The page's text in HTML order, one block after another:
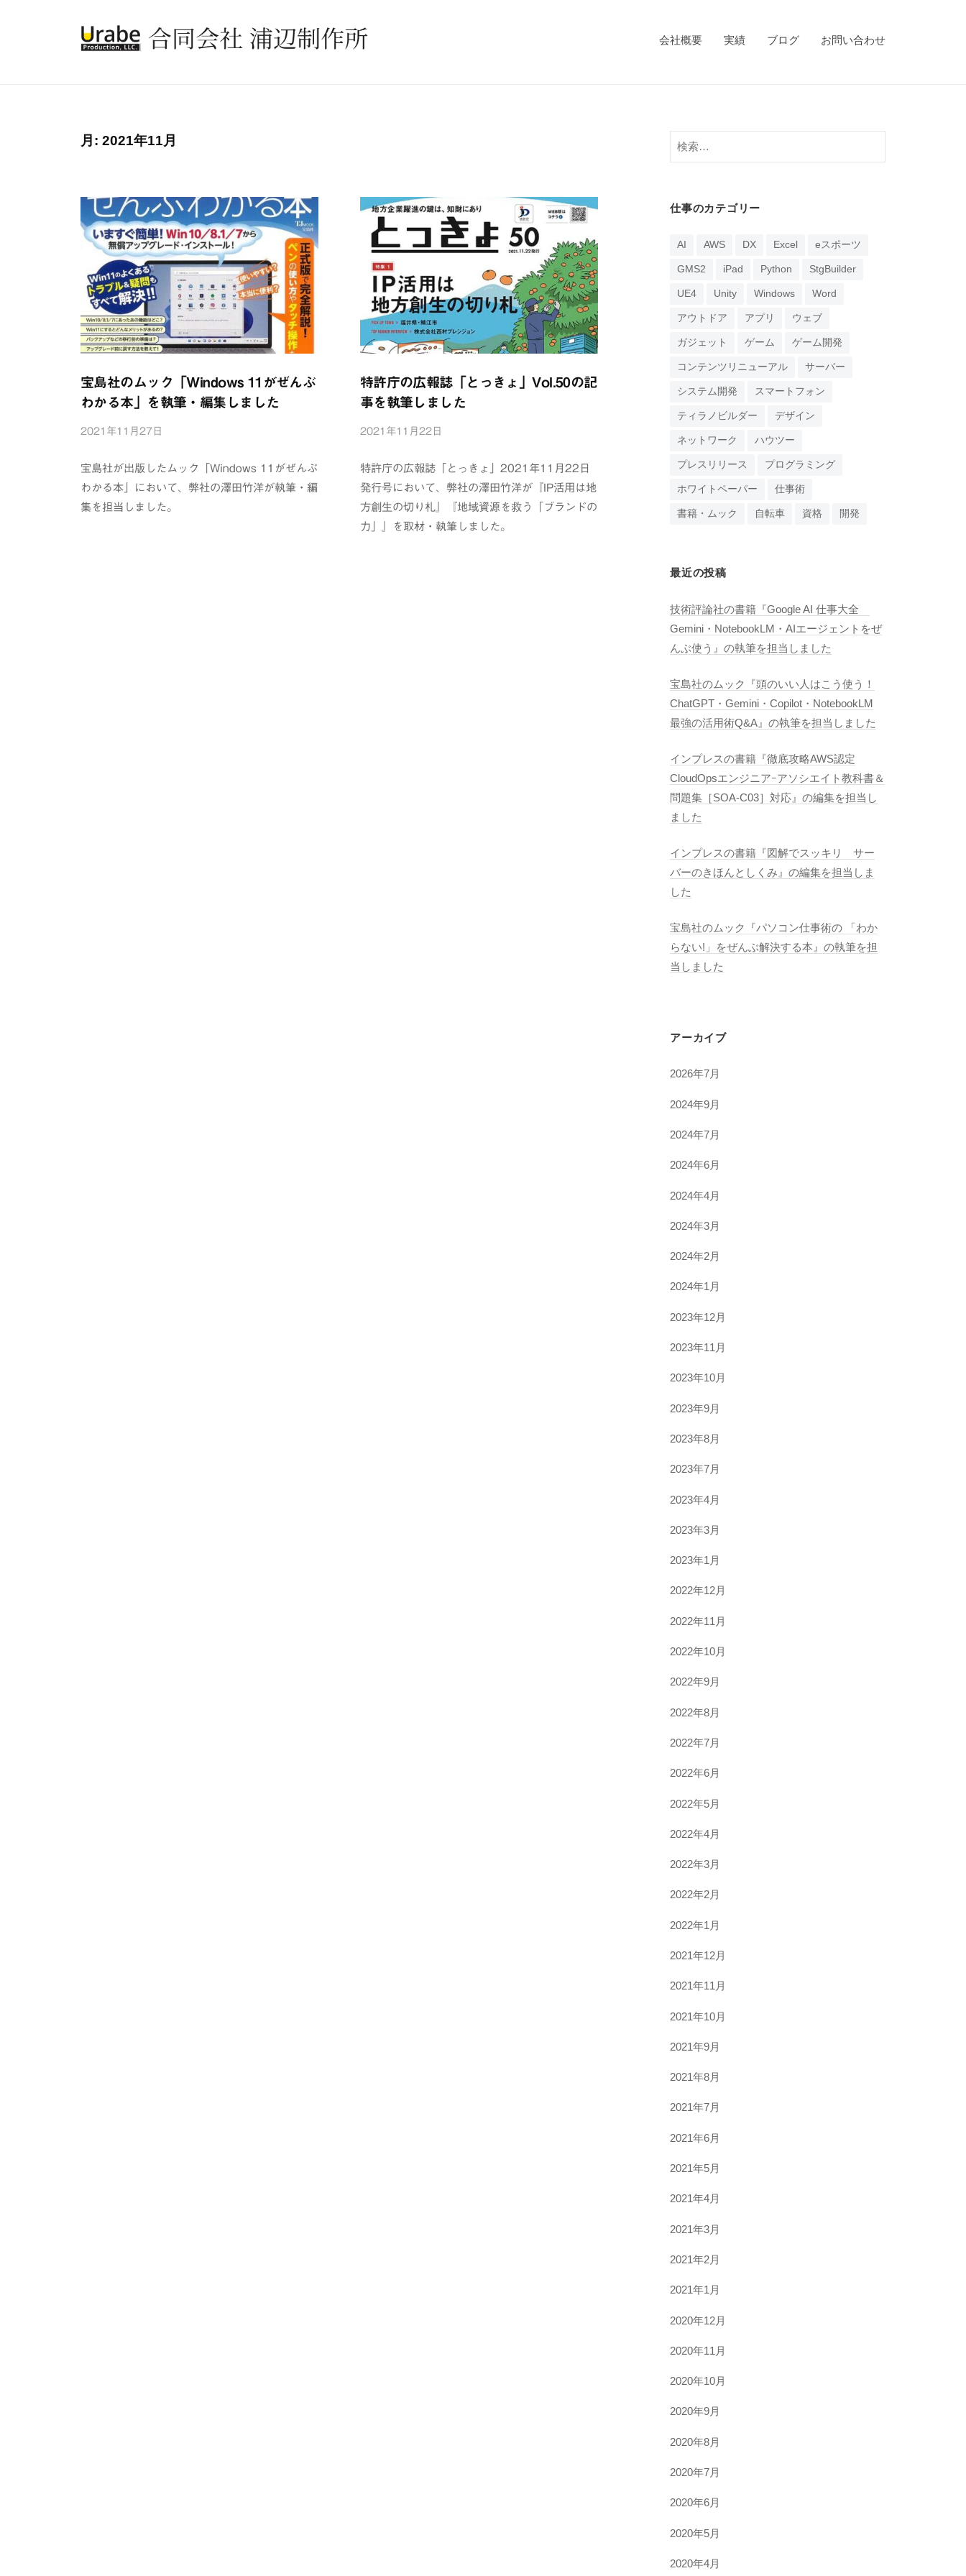
社
制
作
所
会社概要 実績 ブログ お問い合わせ
月: 2021年11月
宝島社のムック「Windows 11がぜんぶ
わかる本」を執筆・編集しました
2021年11月27日
浦
辺
制
宝島社が出版したムック「Windows 11がぜんぶ
わかる本」において、弊社の澤田竹洋が執筆・編
集を担当しました。
特許庁の広報誌「とっきょ」Vol.50の記
事を執筆しました
2021年11月22日
浦
辺
作
特許庁の広報誌「とっきょ」2021年11月22日
発行号において、弊社の澤田竹洋が『IP活用は地
方創生の切り札』『地域資源を救う「ブランドの
力」』を取材・執筆しました。
検
索:
仕事のカテゴリー
AI AWS DX Excel eスポーツ
GMS2 iPad Python StgBuilder
UE4 Unity Windows Word
アウトドア アプリ ウェブ
ガジェット ゲーム ゲーム開発
コンテンツリニューアル サーバー
システム開発 スマートフォン
ティラノビルダー デザイン
ネットワーク ハウツー
プレスリリース プログラミング
ホワイトペーパー 仕事術
書籍・ムック 自転車 資格 開発
最近の投稿
技術評論社の書籍『Google AI 仕事大全
Gemini・NotebookLM・AIエージェントをぜ
んぶ使う』の執筆を担当しました
宝島社のムック『頭のいい人はこう使う！
ChatGPT・Gemini・Copilot・NotebookLM
最強の活用術Q&A』の執筆を担当しました
インプレスの書籍『徹底攻略AWS認定
CloudOpsエンジニアｰアソシエイト教科書＆
問題集［SOA-C03］対応』の編集を担当し
ました
インプレスの書籍『図解でスッキリ サー
バーのきほんとしくみ』の編集を担当しま
した
宝島社のムック『パソコン仕事術の 「わか
らない!」をぜんぶ解決する本』の執筆を担
当しました
アーカイブ
2026年7月
2024年9月
2024年7月
2024年6月
2024年4月
2024年3月
2024年2月
2024年1月
2023年12月
2023年11月
2023年10月
2023年9月
2023年8月
2023年7月
2023年4月
2023年3月
2023年1月
2022年12月
2022年11月
2022年10月
2022年9月
2022年8月
2022年7月
2022年6月
2022年5月
2022年4月
2022年3月
2022年2月
2022年1月
2021年12月
2021年11月
2021年10月
2021年9月
2021年8月
2021年7月
2021年6月
2021年5月
2021年4月
2021年3月
2021年2月
2021年1月
2020年12月
2020年11月
2020年10月
2020年9月
2020年8月
2020年7月
2020年6月
2020年5月
2020年4月
会
社
作